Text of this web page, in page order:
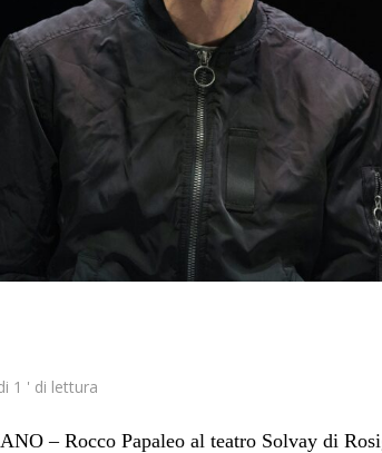
1 ' di lettura
– Rocco Papaleo al teatro Solvay di